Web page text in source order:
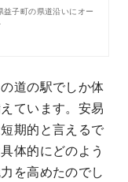
子町の県道沿いにオー
道の駅でしか体
ています。安易
期的と言えるで
体的にどのよう
を高めたのでし